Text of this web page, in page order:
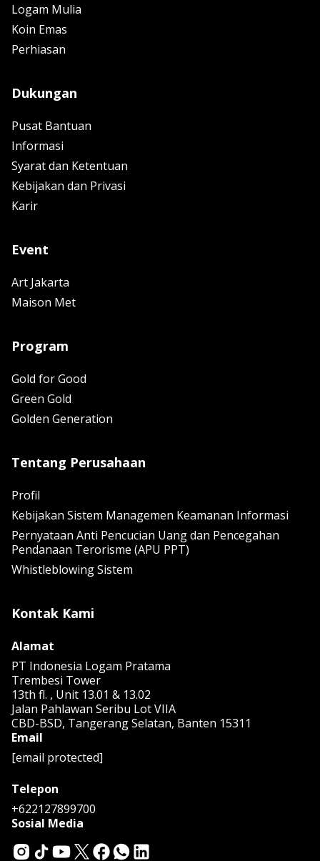
Logam Mulia
Koin Emas
Perhiasan
Dukungan
Pusat Bantuan
Informasi
Syarat dan Ketentuan
Kebijakan dan Privasi
Karir
Event
Art Jakarta
Maison Met
Program
Gold for Good
Green Gold
Golden Generation
Tentang Perusahaan
Profil
Kebijakan Sistem Managemen Keamanan Informasi
Pernyataan Anti Pencucian Uang dan Pencegahan
Pendanaan Terorisme (APU PPT)
Whistleblowing Sistem
Kontak Kami
Alamat
PT Indonesia Logam Pratama
Trembesi Tower
13th fl. , Unit 13.01 & 13.02
Jalan Pahlawan Seribu Lot VIIA
CBD-BSD, Tangerang Selatan, Banten 15311
Email
[email protected]
Telepon
+622127899700
Sosial Media